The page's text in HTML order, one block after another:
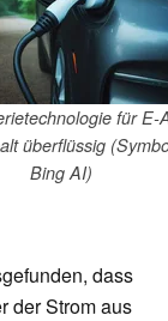
für E-
überflüssig
Bing AI)
dass
der Strom aus